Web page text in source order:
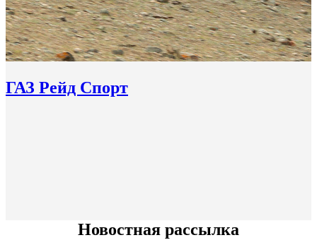
ГАЗ Рейд Спорт
Новостная рассылка